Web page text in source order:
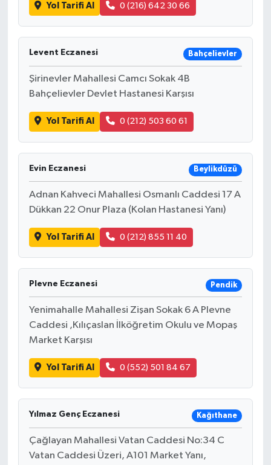
Yol Tarifi Al 0 (216) 642 30 66
Levent Eczanesi Bahçelievler
Şirinevler Mahallesi Camcı Sokak 4B
Bahçelievler Devlet Hastanesi Karşısı
Yol Tarifi Al 0 (212) 503 60 61
Evin Eczanesi Beylikdüzü
Adnan Kahveci Mahallesi Osmanlı Caddesi 17 A
Dükkan 22 Onur Plaza (Kolan Hastanesi Yanı)
Yol Tarifi Al 0 (212) 855 11 40
Plevne Eczanesi Pendik
Yenimahalle Mahallesi Zişan Sokak 6 A Plevne
Caddesi ,Kılıçaslan İlköğretim Okulu ve Mopaş
Market Karşısı
Yol Tarifi Al 0 (552) 501 84 67
Yılmaz Genç Eczanesi Kağıthane
Çağlayan Mahallesi Vatan Caddesi No:34 C
Vatan Caddesi Üzeri, A101 Market Yanı,